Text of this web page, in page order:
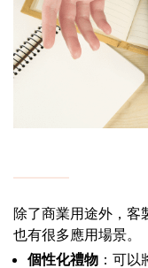
除了商業用途外，客
也有很多應用場景。
個性化禮物 ：可